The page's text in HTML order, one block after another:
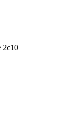
2с10